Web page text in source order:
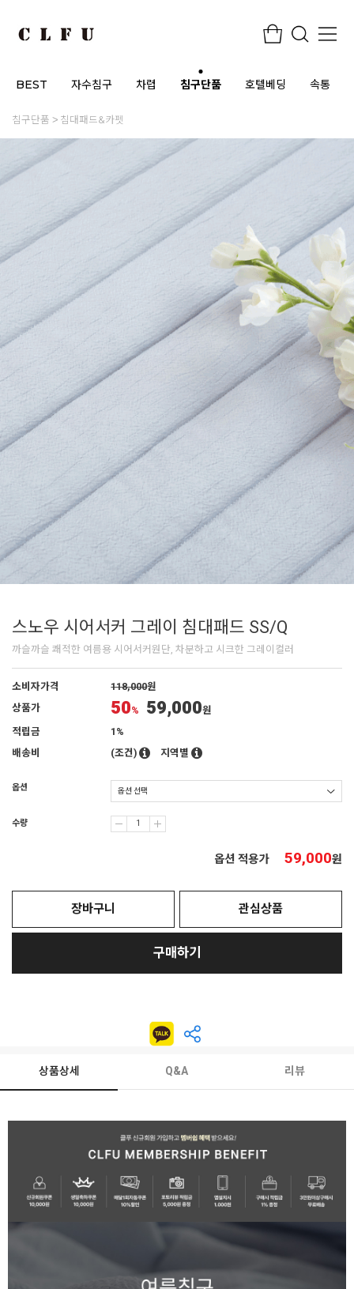
BEST 자수침구 차렵 침구단품 호텔베딩 속통
침구단품 침대패드&카펫
스노우 시어서커 그레이 침대패드 SS/Q
까슬까슬 쾌적한 여름용 시어서커원단, 차분하고 시크한 그레이컬러
소비자가격 118,000원
상품가
50% 59,000원
적립금
1%
배송비
(조건) 지역별
옵션
수량
옵션 적용가 59,000원
장바구니 관심상품
구매하기
상품상세 Q&A 리뷰